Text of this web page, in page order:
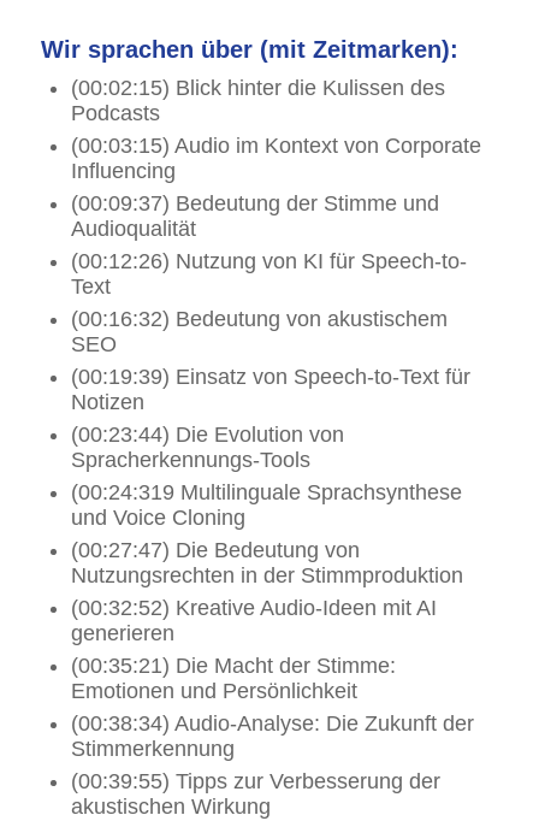
Wir sprachen über (mit Zeitmarken):
(00:02:15) Blick hinter die Kulissen des
Podcasts
(00:03:15) Audio im Kontext von Corporate
Influencing
(00:09:37) Bedeutung der Stimme und
Audioqualität
(00:12:26) Nutzung von KI für Speech-to-
Text
(00:16:32) Bedeutung von akustischem
SEO
(00:19:39) Einsatz von Speech-to-Text für
Notizen
(00:23:44) Die Evolution von
Spracherkennungs-Tools
(00:24:319 Multilinguale Sprachsynthese
und Voice Cloning
(00:27:47) Die Bedeutung von
Nutzungsrechten in der Stimmproduktion
(00:32:52) Kreative Audio-Ideen mit AI
generieren
(00:35:21) Die Macht der Stimme:
Emotionen und Persönlichkeit
(00:38:34) Audio-Analyse: Die Zukunft der
Stimmerkennung
(00:39:55) Tipps zur Verbesserung der
akustischen Wirkung